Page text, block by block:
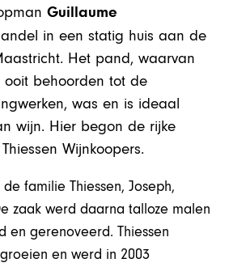
Guillaume
in een statig huis aan de
Het pand, waarvan
ooit behoorden tot de
was en is ideaal
wijn. Hier begon de rijke
Wijnkoopers.
familie Thiessen, Joseph,
zaak werd daarna talloze malen
en gerenoveerd. Thiessen
en werd in 2003